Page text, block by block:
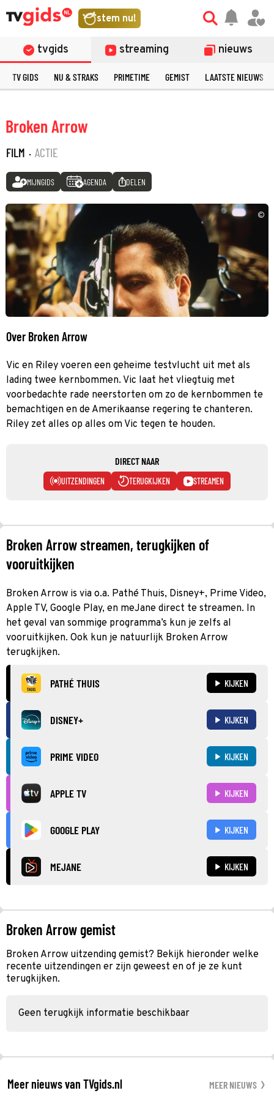
stem nu!
tvgids streaming nieuws
TV GIDS NU & STRAKS PRIMETIME GEMIST LAATSTE NIEUWS
Broken Arrow
FILM · ACTIE
MIJNGIDS AGENDA DELEN
©
Over Broken Arrow
Vic en Riley voeren een geheime testvlucht uit met als
lading twee kernbommen. Vic laat het vliegtuig met
voorbedachte rade neerstorten om zo de kernbommen te
bemachtigen en de Amerikaanse regering te chanteren.
Riley zet alles op alles om Vic tegen te houden.
DIRECT NAAR
UITZENDINGEN TERUGKIJKEN STREAMEN
Broken Arrow streamen, terugkijken of
vooruitkijken
Broken Arrow is via o.a. Pathé Thuis, Disney+, Prime Video,
Apple TV, Google Play, en meJane direct te streamen. In
het geval van sommige programma’s kun je zelfs al
vooruitkijken. Ook kun je natuurlijk Broken Arrow
terugkijken.
PATHÉ THUIS KIJKEN
DISNEY+ KIJKEN
PRIME VIDEO KIJKEN
APPLE TV KIJKEN
GOOGLE PLAY KIJKEN
MEJANE KIJKEN
Broken Arrow gemist
Broken Arrow uitzending gemist? Bekijk hieronder welke
recente uitzendingen er zijn geweest en of je ze kunt
terugkijken.
Geen terugkijk informatie beschikbaar
Meer nieuws van TVgids.nl MEER NIEUWS